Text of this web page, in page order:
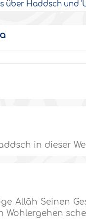
über Haddsch und
in dieser
Allâh Seinen